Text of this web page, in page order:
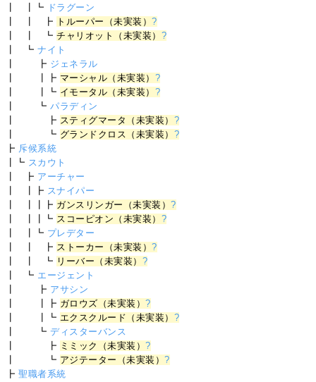
┃ ┃┗ ドラグーン
┃ ┃ ┣ トルーパー（未実装）?
┃ ┃ ┗チャリオット（未実装） ?
┃ ┗ナイト
┃ ┣ ジェネラル
┃ ┃┣ マーシャル（未実装） ?
┃ ┃┗ イモータル（未実装） ?
┃ ┗パラディン
┃ ┣ スティグマータ（未実装） ?
┃ ┗ グランドクロス（未実装） ?
┣ 斥候系統
┃┗ スカウト
┃ ┣ アーチャー
┃ ┃┣ スナイパー
┃ ┃┃┣ ガンスリンガー（未実装）?
┃ ┃┃┗ スコーピオン（未実装） ?
┃ ┃┗ プレデター
┃ ┃ ┣ ストーカー（未実装）?
┃ ┃ ┗ リーバー（未実装） ?
┃ ┗ エージェント
┃ ┣ アサシン
┃ ┃┣ ガロウズ（未実装）?
┃ ┃┗ エクスクルード（未実装） ?
┃ ┗ディスターバンス
┃ ┣ ミミック（未実装）?
┃ ┗ アジテーター（未実装）?
┣聖職者系統